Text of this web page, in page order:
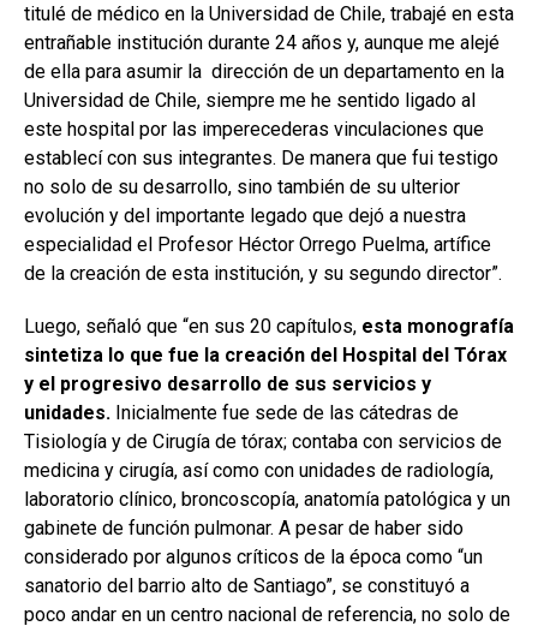
titulé de médico en la Universidad de Chile, trabajé en esta
entrañable institución durante 24 años y, aunque me alejé
de ella para asumir la dirección de un departamento en la
Universidad de Chile, siempre me he sentido ligado al
este hospital por las imperecederas vinculaciones que
establecí con sus integrantes. De manera que fui testigo
no solo de su desarrollo, sino también de su ulterior
evolución y del importante legado que dejó a nuestra
especialidad el Profesor Héctor Orrego Puelma, artífice
de la creación de esta institución, y su segundo director”.
Luego, señaló que “en sus 20 capítulos, esta monografía
sintetiza lo que fue la creación del Hospital del Tórax
y el progresivo desarrollo de sus servicios y
unidades. Inicialmente fue sede de las cátedras de
Tisiología y de Cirugía de tórax; contaba con servicios de
medicina y cirugía, así como con unidades de radiología,
laboratorio clínico, broncoscopía, anatomía patológica y un
gabinete de función pulmonar. A pesar de haber sido
considerado por algunos críticos de la época como “un
sanatorio del barrio alto de Santiago”, se constituyó a
poco andar en un centro nacional de referencia, no solo de